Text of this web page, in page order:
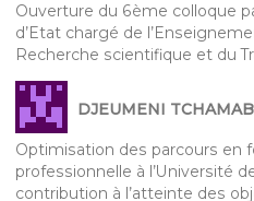
Ouverture du 6ème colloque
d’Etat chargé de
Recherche scientifique et du
DJEUMENI
Optimisation des parcours en
professionnelle à l’Université
contribution à l’atteinte des